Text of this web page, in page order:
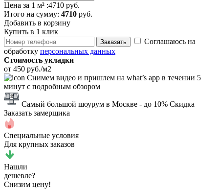
Цена за 1 м² :4710 руб.
Итого на сумму: 4710 руб.
Добавить в корзину
Купить в 1 клик
Заказать
Соглашаюсь на
обработку персональных данных
Стоимость укладки
от 450 руб./м2
Снимем видео и пришлем на what’s app в течении 5
минут с подробным обзором
Самый большой шоурум в Москве - до 10% Скидка
Заказать замерщика
Специальные условия
Для крупных заказов
Нашли
дешевле?
Снизим цену!